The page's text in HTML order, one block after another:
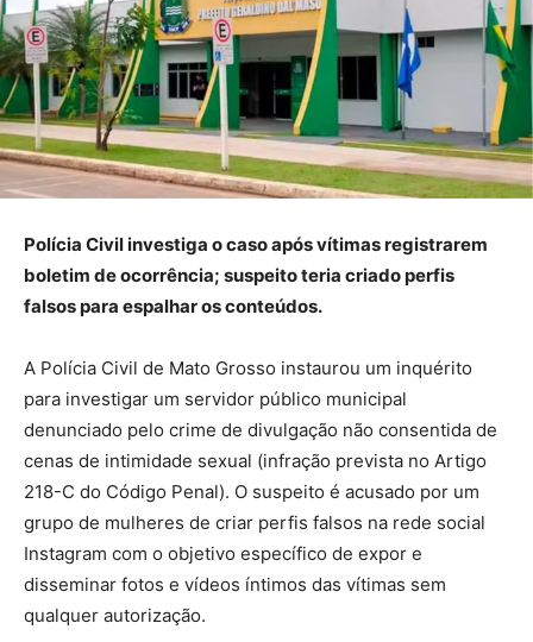
Polícia Civil investiga o caso após vítimas registrarem
boletim de ocorrência; suspeito teria criado perfis
falsos para espalhar os conteúdos.
A Polícia Civil de Mato Grosso instaurou um inquérito
para investigar um servidor público municipal
denunciado pelo crime de divulgação não consentida de
cenas de intimidade sexual (infração prevista no Artigo
218-C do Código Penal). O suspeito é acusado por um
grupo de mulheres de criar perfis falsos na rede social
Instagram com o objetivo específico de expor e
disseminar fotos e vídeos íntimos das vítimas sem
qualquer autorização.